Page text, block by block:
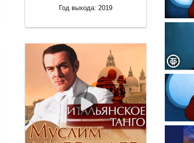
Год выхода: 2019